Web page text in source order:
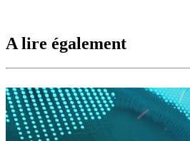
A lire également